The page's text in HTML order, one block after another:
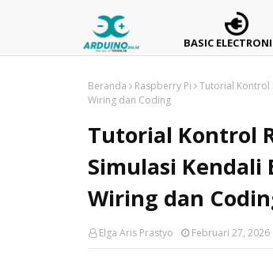
BASIC
Beranda Raspberry Pi
Tutorial Kontrol
Wiring dan Coding
Tutorial Kontrol
Simulasi Kendali
Wiring dan
Elga Aris Prastyo Februari 27, 2026